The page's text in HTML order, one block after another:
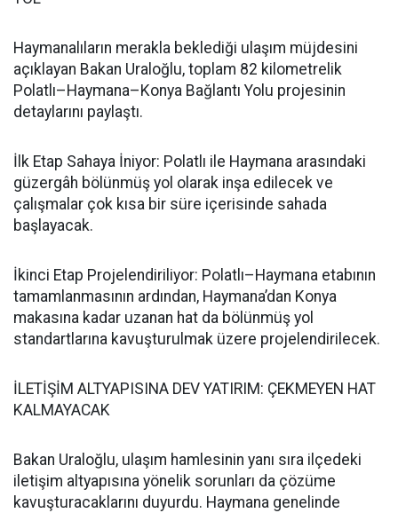
Haymanalıların merakla beklediği ulaşım müjdesini
açıklayan Bakan Uraloğlu, toplam 82 kilometrelik
Polatlı–Haymana–Konya Bağlantı Yolu projesinin
detaylarını paylaştı.
İlk Etap Sahaya İniyor: Polatlı ile Haymana arasındaki
güzergâh bölünmüş yol olarak inşa edilecek ve
çalışmalar çok kısa bir süre içerisinde sahada
başlayacak.
İkinci Etap Projelendiriliyor: Polatlı–Haymana etabının
tamamlanmasının ardından, Haymana’dan Konya
makasına kadar uzanan hat da bölünmüş yol
standartlarına kavuşturulmak üzere projelendirilecek.
İLETİŞİM ALTYAPISINA DEV YATIRIM: ÇEKMEYEN HAT
KALMAYACAK
Bakan Uraloğlu, ulaşım hamlesinin yanı sıra ilçedeki
iletişim altyapısına yönelik sorunları da çözüme
kavuşturacaklarını duyurdu. Haymana genelinde